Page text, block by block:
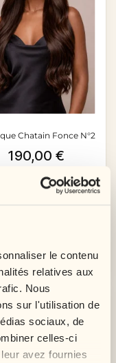
le contenu
relatives aux
Nous
sur l'utilisation de
sociaux, de
celles-ci
avez fournies
Chatain Fonce N°2
Prix
190,00 €
Ajouter au panier